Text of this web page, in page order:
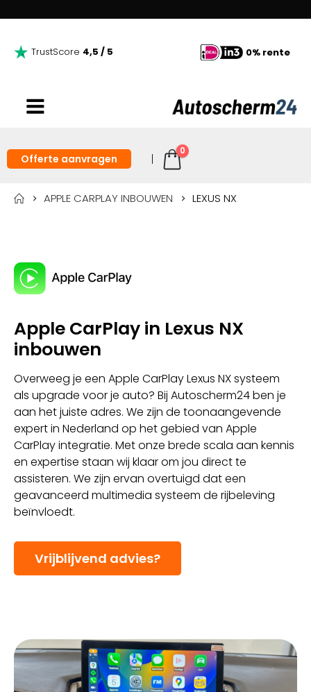
TrustScore 4,5 / 5 0% rente
Offerte aanvragen
0
APPLE CARPLAY INBOUWEN LEXUS NX
Apple CarPlay in Lexus NX
inbouwen
Overweeg je een Apple CarPlay Lexus NX systeem
als upgrade voor je auto? Bij Autoscherm24 ben je
aan het juiste adres. We zijn de toonaangevende
expert in Nederland op het gebied van Apple
CarPlay integratie. Met onze brede scala aan kennis
en expertise staan wij klaar om jou direct te
assisteren. We zijn ervan overtuigd dat een
geavanceerd multimedia systeem de rijbeleving
beïnvloedt.
Vrijblijvend advies?